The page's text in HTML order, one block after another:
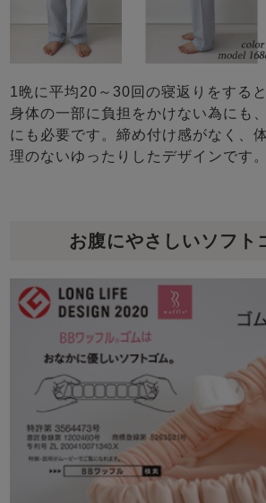
1晩に平均20～30回の寝返りをする
身体の一部に負担をかけない為にも
にも必要です。締め付け感がなく、
理のないゆったりしたデザインです。
お腹にやさしいソフト